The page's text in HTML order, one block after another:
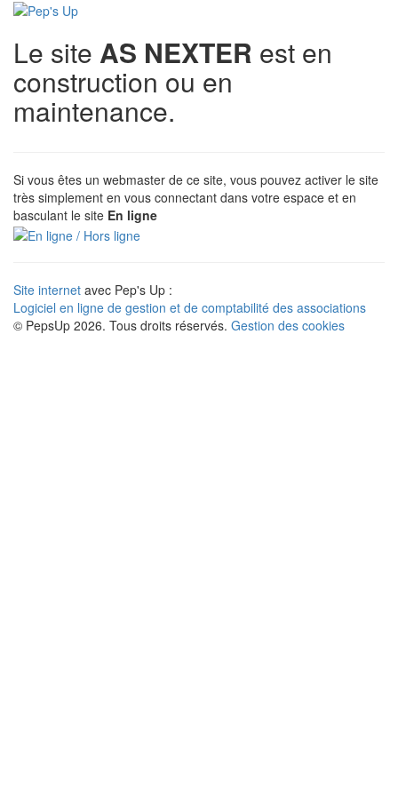
Le site AS NEXTER est en
construction ou en
maintenance.
Si vous êtes un webmaster de ce site, vous pouvez activer le site
très simplement en vous connectant dans votre espace et en
basculant le site En ligne
Site internet avec Pep's Up :
Logiciel en ligne de gestion et de comptabilité des associations
© PepsUp 2026. Tous droits réservés. Gestion des cookies